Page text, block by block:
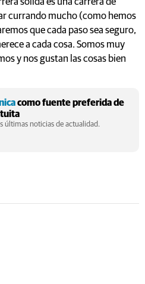
currando mucho (como hemos
que cada paso sea seguro,
a cada cosa. Somos muy
y nos gustan las cosas bien
como fuente preferida de
últimas noticias de actualidad.